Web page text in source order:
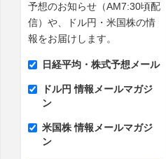
予想のお知らせ（AM7:30頃配
信）や、ドル円・米国株の情
報をお届けします。
日経平均・株式予想メール
ドル円 情報メールマガジ
ン
米国株 情報メールマガジ
ン